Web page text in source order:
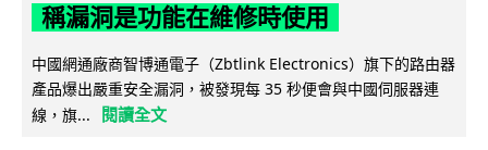
稱漏洞是功能在維修時使用
中國網通廠商智博通電子（Zbtlink Electronics）旗下的路由器
產品爆出嚴重安全漏洞，被發現每 35 秒便會與中國伺服器連
線，旗...
閱讀全文